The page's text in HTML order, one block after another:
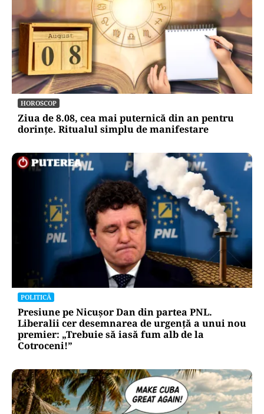
HOROSCOP
Ziua de 8.08, cea mai puternică din an pentru
dorințe. Ritualul simplu de manifestare
POLITICĂ
Presiune pe Nicușor Dan din partea PNL.
Liberalii cer desemnarea de urgență a unui nou
premier: „Trebuie să iasă fum alb de la
Cotroceni!”